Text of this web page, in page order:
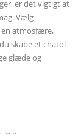
er det vigtigt at
Vælg
en atmosfære,
skabe et chatol
glæde og